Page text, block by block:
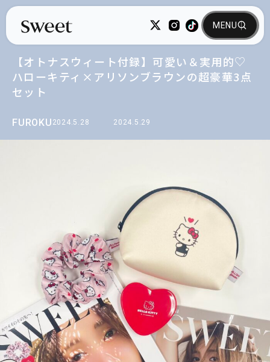
FUROKU 2024.5.28 2024.5.29
【オトナスウィート付録】可愛い＆実用的♡
ハローキティ×アリソンブラウンの超豪華3点
セット